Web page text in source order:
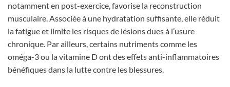
notamment en post-exercice, favorise la reconstruction
musculaire. Associée à une hydratation suffisante, elle réduit
la fatigue et limite les risques de lésions dues à l’usure
chronique. Par ailleurs, certains nutriments comme les
oméga-3 ou la vitamine D ont des effets anti-inflammatoires
bénéfiques dans la lutte contre les blessures.